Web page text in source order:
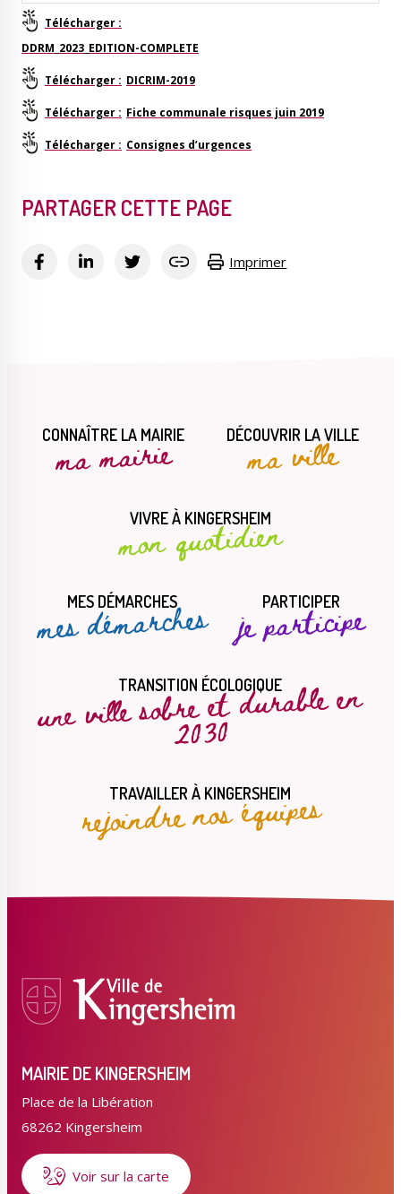
DDRM_2023_EDITION-COMPLETE
DICRIM-2019
Fiche communale risques juin 2019
Consignes d’urgences
PARTAGER CETTE PAGE
Imprimer
CONNAÎTRE LA MAIRIE
ma mairie DÉCOUVRIR LA VILLE
ma ville
VIVRE À KINGERSHEIM
mon quotidien
MES DÉMARCHES
mes démarches PARTICIPER
je participe
TRANSITION ÉCOLOGIQUE
une ville sobre et durable en
2030
TRAVAILLER À KINGERSHEIM
rejoindre nos équipes
MAIRIE DE KINGERSHEIM
Place de la Libération
68262 Kingersheim
Voir sur la carte